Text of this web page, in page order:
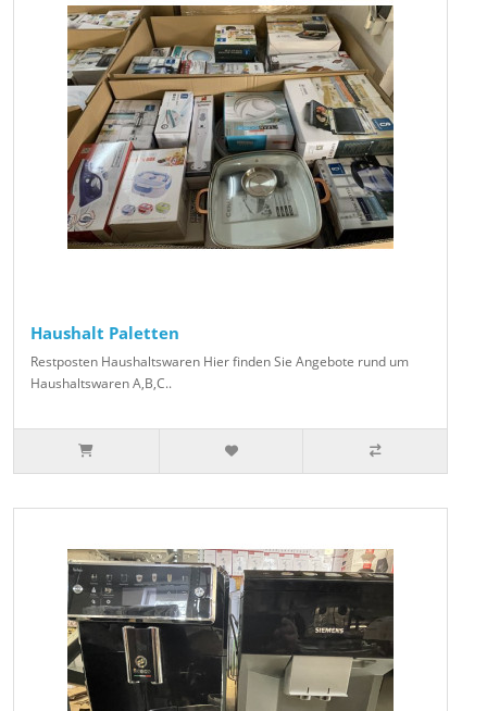
Haushalt Paletten
Restposten Haushaltswaren Hier finden Sie Angebote rund um
Haushaltswaren A,B,C..